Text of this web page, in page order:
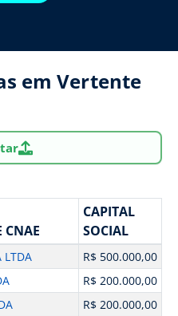
em Vertente
CNAE
CAPITAL
SOCIAL
LTDA
R$ 500.000,00
R$ 200.000,00
R$ 200.000,00